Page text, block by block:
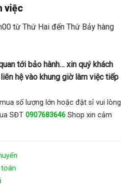
việc
từ Thứ Hai đến Thứ Bảy hàng
tới bảo hành… xin quý khách
hệ vào khung giờ làm việc tiếp
số lượng lớn hoặc đặt sỉ vui lòng
SĐT 0907683646 Shop xin cảm